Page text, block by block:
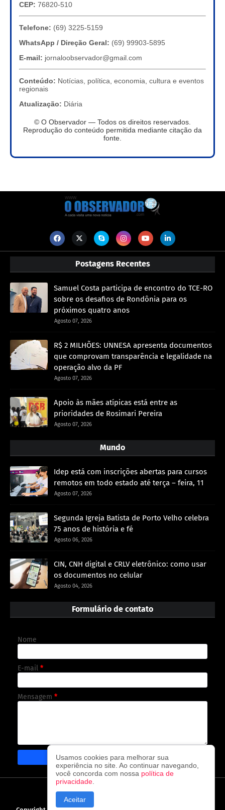
CEP: 76820-510
Telefone: (69) 3225-5159
WhatsApp / Direção Geral: (69) 99903-5895
E-mail: jornaloobservador@gmail.com
Conteúdo: Notícias, política, economia, cultura e eventos
regionais
Atualização: Diária
© O Observador — Todos os direitos reservados.
Reprodução do conteúdo permitida mediante citação da
fonte.
Postagens Recentes
Samuel Costa participa de encontro do TCE-RO
sobre os desafios de Rondônia para os
próximos quatro anos
Agosto 07, 2026
R$ 2 MILHÕES: UNNESA apresenta documentos
que comprovam transparência e legalidade na
operação alvo da PF
Agosto 07, 2026
Apoio às mães atípicas está entre as
prioridades de Rosimari Pereira
Agosto 07, 2026
Mundo
Idep está com inscrições abertas para cursos
remotos em todo estado até terça – feira, 11
Agosto 07, 2026
Segunda Igreja Batista de Porto Velho celebra
75 anos de história e fé
Agosto 06, 2026
CIN, CNH digital e CRLV eletrônico: como usar
os documentos no celular
Agosto 04, 2026
Formulário de contato
Nome
E-mail *
Mensagem *
CAPA CONTATO
Usamos cookies para melhorar sua
experiência no site. Ao continuar navegando,
você concorda com nossa política de
privacidade
Aceitar